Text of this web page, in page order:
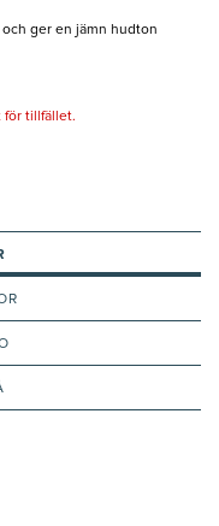
ger en jämn hudton
för tillfället.